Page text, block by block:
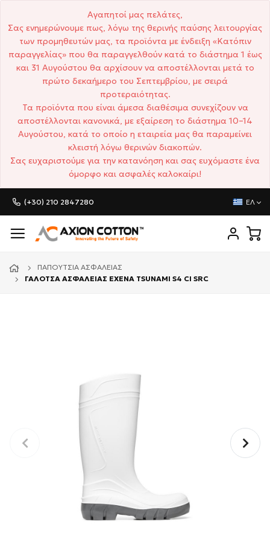
Αγαπητοί μας πελάτες,
Σας ενημερώνουμε πως, λόγω της θερινής παύσης λειτουργίας
των προμηθευτών μας, τα προϊόντα με ένδειξη «Κατόπιν
παραγγελίας» που θα παραγγελθούν κατά το διάστημα 1 έως
και 31 Αυγούστου θα αρχίσουν να αποστέλλονται μετά το
πρώτο δεκαήμερο του Σεπτεμβρίου, με σειρά
προτεραιότητας.
Τα προϊόντα που είναι άμεσα διαθέσιμα συνεχίζουν να
αποστέλλονται κανονικά, με εξαίρεση το διάστημα 10–14
Αυγούστου, κατά το οποίο η εταιρεία μας θα παραμείνει
κλειστή λόγω θερινών διακοπών.
Σας ευχαριστούμε για την κατανόηση και σας ευχόμαστε ένα
όμορφο και ασφαλές καλοκαίρι!
(+30) 210 2847280 ΕΛ
ΠΑΠΟΎΤΣΙΑ ΑΣΦΑΛΕΊΑΣ
ΓΑΛΟΤΣΑ ΑΣΦΑΛΕΙΑΣ EXENA TSUNAMI S4 CI SRC